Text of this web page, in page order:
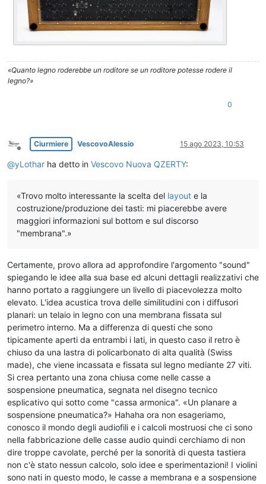
«Quanto legno roderebbe un roditore se un roditore potesse rodere il
legno?»
0
Non in linea
Ciurmiere VescovoAlessio 15 ago 2023, 10:53
@yLothar ha detto in Vescovo Nuova QZERTY:
«Trovo molto interessante la scelta del layout e la
costruzione/produzione dei tasti: mi piacerebbe avere
maggiori informazioni sul bottom e sul discorso
"membrana".»
Certamente, provo allora ad approfondire l'argomento "sound"
spiegando le idee alla sua base ed alcuni dettagli realizzativi che
hanno portato a raggiungere un livello di piacevolezza molto
elevato. L'idea acustica trova delle similitudini con i diffusori
planari: un telaio in legno con una membrana fissata sul
perimetro interno. Ma a differenza di questi che sono
tipicamente aperti da entrambi i lati, in questo caso il retro è
chiuso da una lastra di policarbonato di alta qualità (Swiss
made), che viene incassata e fissata sul legno mediante 27 viti.
Si crea pertanto una zona chiusa come nelle casse a
sospensione pneumatica, segnata nel disegno tecnico
esplicativo qui sotto come "cassa armonica". «Un planare a
sospensione pneumatica?» Hahaha ora non esageriamo,
conosco il mondo degli audiofili e i calcoli mostruosi che ci sono
nella fabbricazione delle casse audio quindi cerchiamo di non
dire troppe cavolate, perché per la sonorità di questa tastiera
non c'è stato nessun calcolo, solo idee e sperimentazioni! I violini
sono nati in questo modo, le casse a membrana e a sospensione